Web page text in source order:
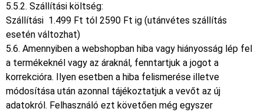
5.5.2. Szállítási költség:
Szállítási 1.499 Ft tól 2590 Ft ig (utánvétes szállítás
esetén változhat)
5.6. Amennyiben a webshopban hiba vagy hiányosság lép fel
a termékeknél vagy az áraknál, fenntartjuk a jogot a
korrekcióra. Ilyen esetben a hiba felismerése illetve
módosítása után azonnal tájékoztatjuk a vevőt az új
adatokról. Felhasználó ezt követően még egyszer